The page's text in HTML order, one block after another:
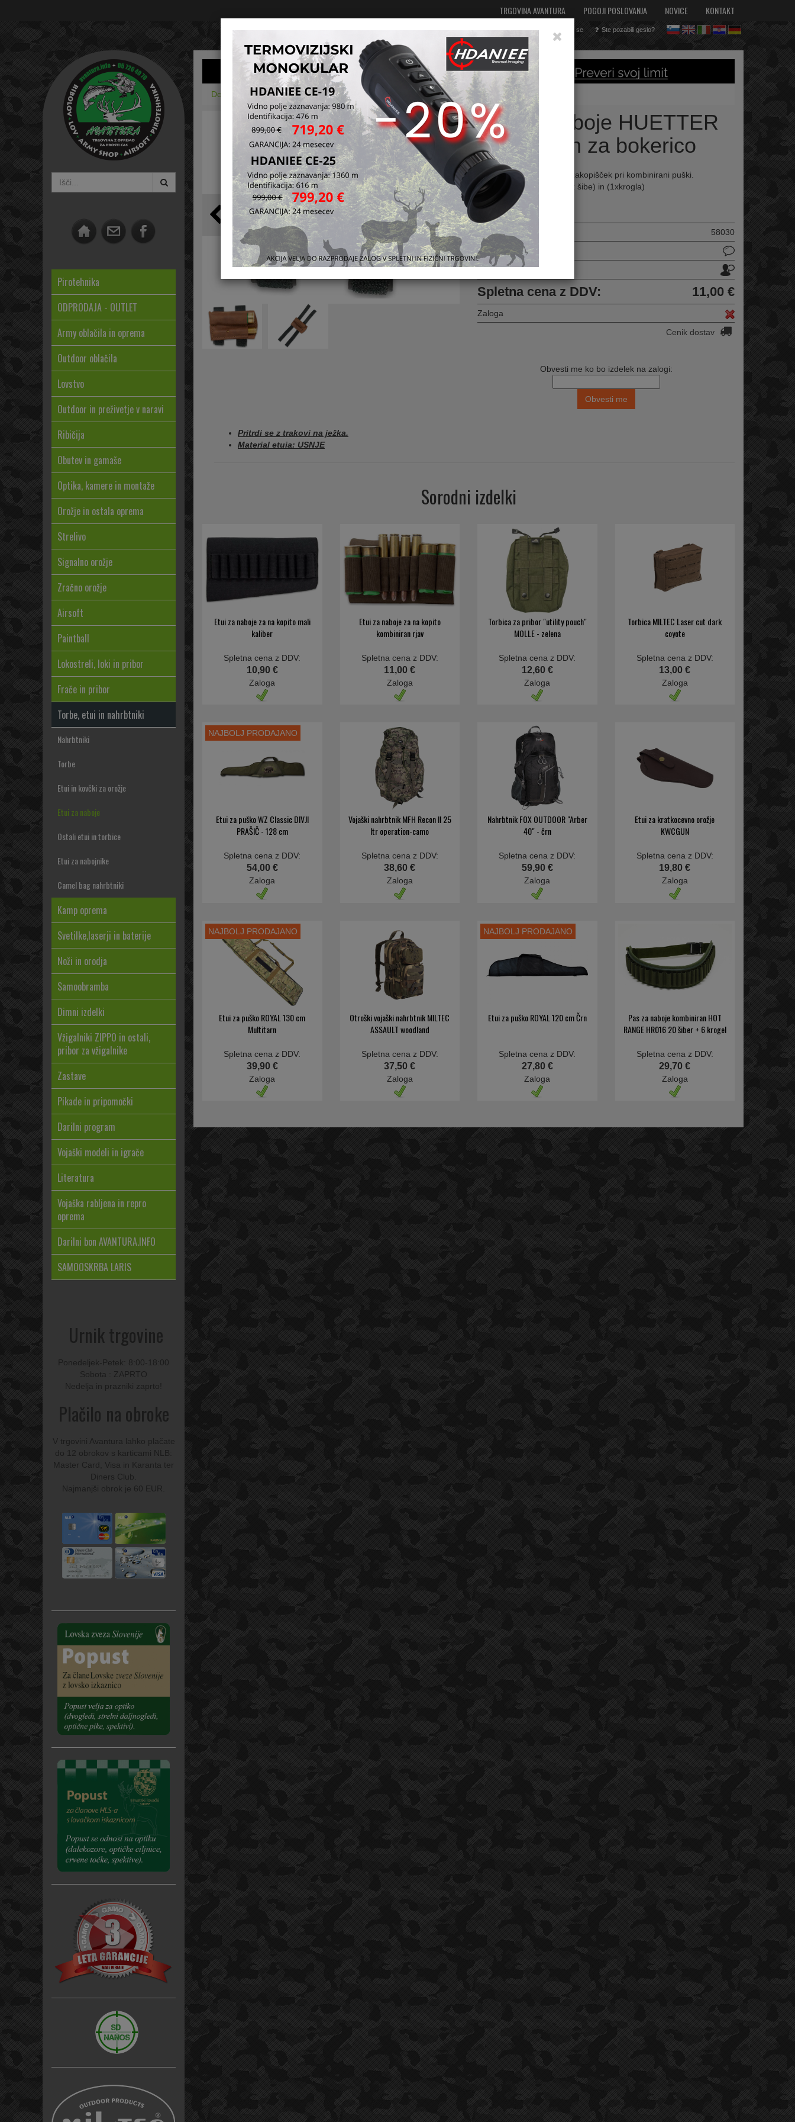
TRGOVINA AVANTURA POGOJI POSLOVANJA NOVICE KONTAKT
sl en it hr de
Prijavi se Registriraj se Ste pozabili geslo?
Vaša košarica je še prazna
Pirotehnika
ODPRODAJA - OUTLET
Army oblačila in oprema
Outdoor oblačila
Lovstvo
Outdoor in preživetje v naravi
Ribičija
Obutev in gamaše
Optika, kamere in montaže
Orožje in ostala oprema
Strelivo
Signalno orožje
Zračno orožje
Airsoft
Paintball
Lokostreli, loki in pribor
Frače in pribor
Torbe, etui in nahrbtniki
Nahrbtniki
Torbe
Etui in kovčki za orožje
Etui za naboje
Ostali etui in torbice
Etui za nabojnike
Camel bag nahrbtniki
Kamp oprema
Svetilke,laserji in baterije
Noži in orodja
Samoobramba
Dimni izdelki
Vžigalniki ZIPPO in ostali,
pribor za vžigalnike
Zastave
Pikade in pripomočki
Darilni program
Vojaški modeli in igrače
Literatura
Vojaška rabljena in repro
oprema
Darilni bon AVANTURA.INFO
SAMOOSKRBA LARIS
Urnik trgovine
Ponedeljek-Petek: 8:00-18:00
Sobota : ZAPRTO
Nedelja in prazniki zaprto!
Plačilo na obroke
V trgovini Avantura lahko plačate
do 12 obrokov s karticami NLB:
Master Card, Visa in Karanta ter
Diners Club.
Najmanjši obrok je 60 EUR.
Domov Torbe, etui in nahrbtniki Etui za naboje
NI NA ZALOGI
Etui za naboje HUETTER
kombiniran za bokerico
Etui, ki se ga pričvrsti na zakopišček pri kombinirani puški.
Kapaciteta dva naboja (1x šibe) in (1xkrogla)
Kataloška številka :
58030
Vprašaj za izdelek
Pošlji prijatelju
Spletna cena z DDV: 11,00 €
Zaloga
Cenik dostav
Obvesti me ko bo izdelek na zalogi:
Pritrdi se z trakovi na ježka.
Material etuia: USNJE
Sorodni izdelki
Etui za naboje za na kopito mali
kaliber
Spletna cena z DDV:
10,90 €
Zaloga
Etui za naboje za na kopito
kombiniran rjav
Spletna cena z DDV:
11,00 €
Zaloga
Torbica za pribor "utility pouch"
MOLLE - zelena
Spletna cena z DDV:
12,60 €
Zaloga
Torbica MILTEC Laser cut dark
coyote
Spletna cena z DDV:
13,00 €
Zaloga
NAJBOLJ PRODAJANO
Etui za puško WZ Classic DIVJI
PRAŠIČ - 128 cm
Spletna cena z DDV:
54,00 €
Zaloga
Vojaški nahrbtnik MFH Recon II 25
ltr operation-camo
Spletna cena z DDV:
38,60 €
Zaloga
Nahrbtnik FOX OUTDOOR "Arber
40" - črn
Spletna cena z DDV:
59,90 €
Zaloga
Etui za kratkocevno orožje
KWCGUN
Spletna cena z DDV:
19,80 €
Zaloga
NAJBOLJ PRODAJANO
Etui za puško ROYAL 130 cm
Multitarn
Spletna cena z DDV:
39,90 €
Zaloga
Otroški vojaški nahrbtnik MILTEC
ASSAULT woodland
Spletna cena z DDV:
37,50 €
Zaloga
NAJBOLJ PRODAJANO
Etui za puško ROYAL 120 cm Črn
Spletna cena z DDV:
27,80 €
Zaloga
Pas za naboje kombiniran HOT
RANGE HR016 20 šiber + 6 krogel
Spletna cena z DDV:
29,70 €
Zaloga